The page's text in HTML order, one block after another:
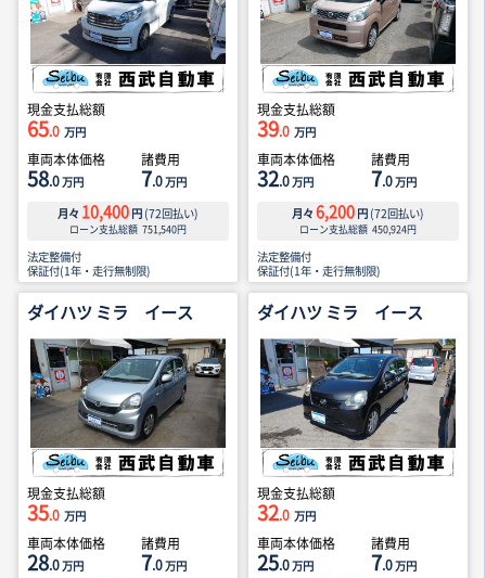
現金支払総額
65.0 万円
車両本体価格
58.0万円
諸費用
7.0万円
月々 10,400 円 (72回払い)
ローン支払総額 751,540円
法定整備付
保証付(1年・走行無制限)
現金支払総額
39.0 万円
車両本体価格
32.0万円
諸費用
7.0万円
月々 6,200 円 (72回払い)
ローン支払総額 450,924円
法定整備付
保証付(1年・走行無制限)
ダイハツ ミラ イース
現金支払総額
35.0 万円
車両本体価格
28.0万円
諸費用
7.0万円
ダイハツ ミラ イース
現金支払総額
32.0 万円
車両本体価格
25.0万円
諸費用
7.0万円